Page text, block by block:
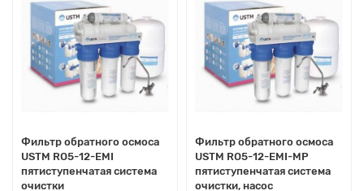
Фильтр обратного осмоса
USTM RO5-12-EMI
пятиступенчатая система
очистки
Фильтр обратного осмоса
USTM RO5-12-EMI-MP
пятиступенчатая система
очистки, насос